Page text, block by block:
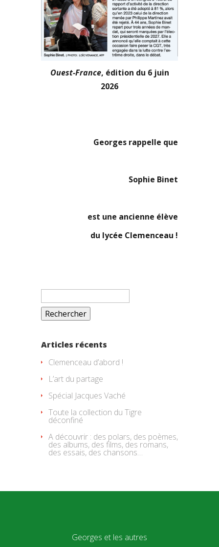
Ouest-France, édition du 6 juin
2026
Georges rappelle que
Sophie Binet
est une ancienne élève
du lycée Clemenceau !
Rechercher :
Articles récents
Clemenceau d’abord !
L’art du partage
Spécial Jacques Vaché
Toute la collection du Tigre
déconfiné
A découvrir : des polars, des poèmes,
des albums, des films, des romans,
des essais, des chansons…
Georges et les autres